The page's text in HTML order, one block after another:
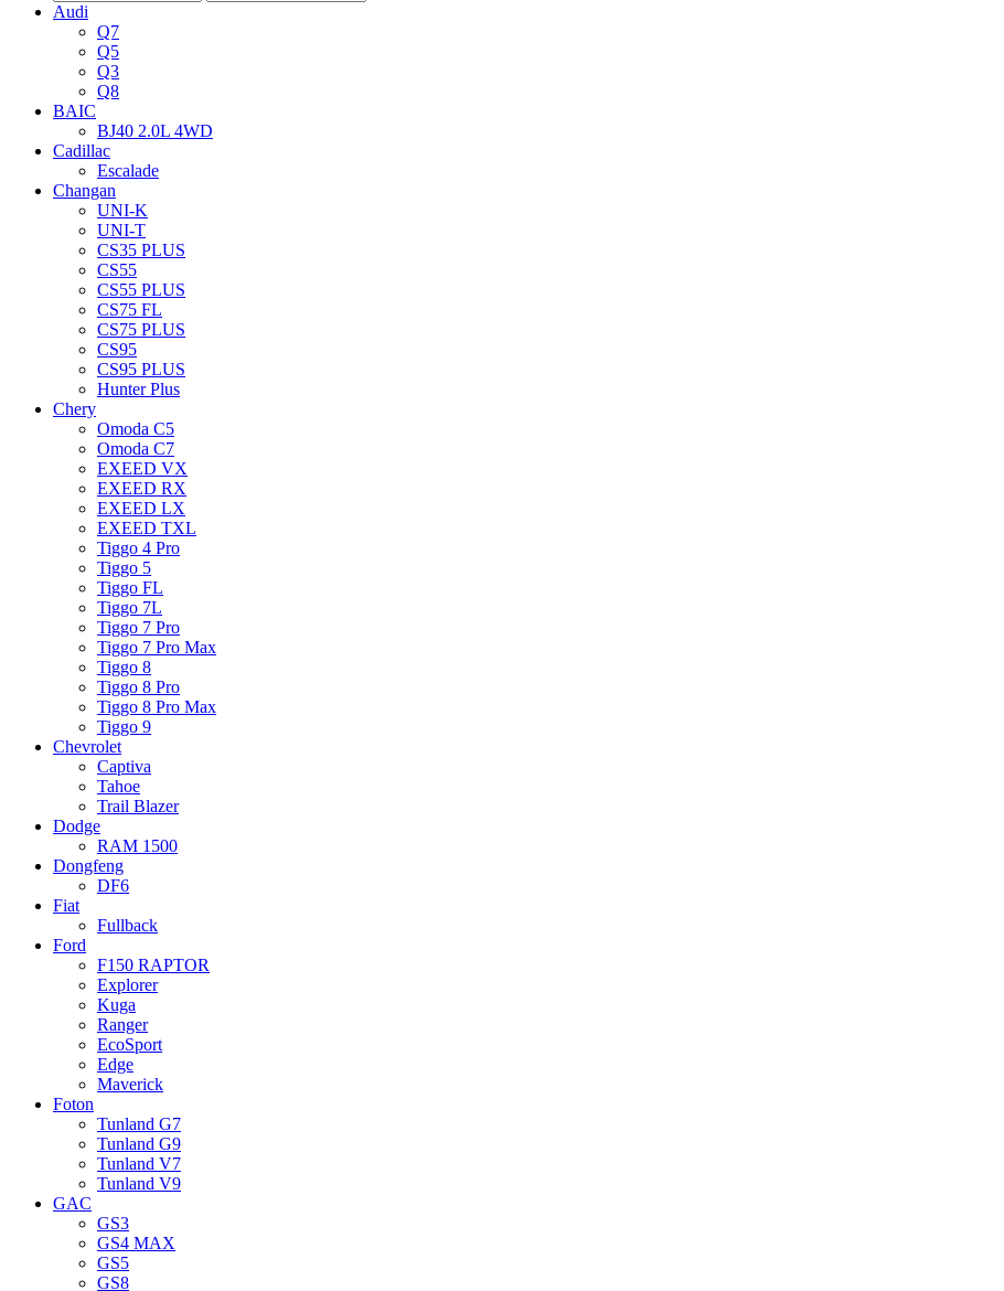
Audi
Q7
Q5
Q3
Q8
BAIC
BJ40 2.0L 4WD
Cadillac
Escalade
Changan
UNI-K
UNI-T
CS35 PLUS
CS55
CS55 PLUS
CS75 FL
CS75 PLUS
CS95
CS95 PLUS
Hunter Plus
Chery
Omoda C5
Omoda C7
EXEED VX
EXEED RX
EXEED LX
EXEED TXL
Tiggo 4 Pro
Tiggo 5
Tiggo FL
Tiggo 7L
Tiggo 7 Pro
Tiggo 7 Pro Max
Tiggo 8
Tiggo 8 Pro
Tiggo 8 Pro Max
Tiggo 9
Chevrolet
Captiva
Tahoe
Trail Blazer
Dodge
RAM 1500
Dongfeng
DF6
Fiat
Fullback
Ford
F150 RAPTOR
Explorer
Kuga
Ranger
EcoSport
Edge
Maverick
Foton
Tunland G7
Tunland G9
Tunland V7
Tunland V9
GAC
GS3
GS4 MAX
GS5
GS8